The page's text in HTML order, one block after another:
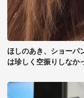
ほしのあき、ショーパ
は珍しく空振りしなか